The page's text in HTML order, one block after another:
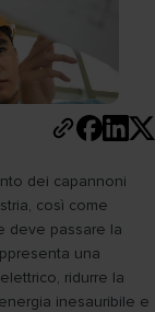
dei capannoni
così come
deve passare la
una
ridurre la
inesauribile e